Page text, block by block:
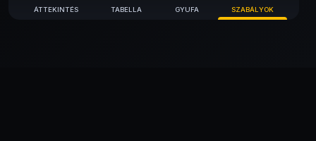
ÁTTEKINTÉS TABELLA GYUFA SZABÁLYOK